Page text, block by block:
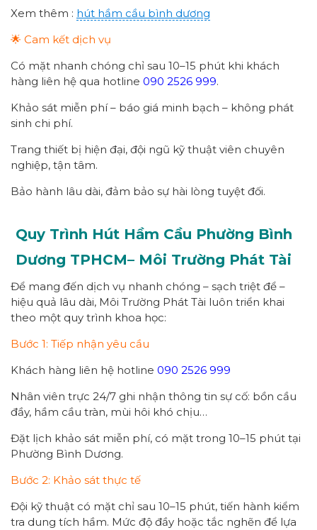
Xem thêm : hút hầm cầu bình dương
🌟 Cam kết dịch vụ
Có mặt nhanh chóng chỉ sau 10–15 phút khi khách
hàng liên hệ qua hotline 090 2526 999.
Khảo sát miễn phí – báo giá minh bạch – không phát
sinh chi phí.
Trang thiết bị hiện đại, đội ngũ kỹ thuật viên chuyên
nghiệp, tận tâm.
Bảo hành lâu dài, đảm bảo sự hài lòng tuyệt đối.
Quy Trình Hút Hầm Cầu Phường Bình
Dương TPHCM– Môi Trường Phát Tài
Để mang đến dịch vụ nhanh chóng – sạch triệt để –
hiệu quả lâu dài, Môi Trường Phát Tài luôn triển khai
theo một quy trình khoa học:
Bước 1: Tiếp nhận yêu cầu
Khách hàng liên hệ hotline 090 2526 999
Nhân viên trực 24/7 ghi nhận thông tin sự cố: bồn cầu
đầy, hầm cầu tràn, mùi hôi khó chịu…
Đặt lịch khảo sát miễn phí, có mặt trong 10–15 phút tại
Phường Bình Dương.
Bước 2: Khảo sát thực tế
Đội kỹ thuật có mặt chỉ sau 10–15 phút, tiến hành kiểm
tra dung tích hầm. Mức độ đầy hoặc tắc nghẽn để lựa